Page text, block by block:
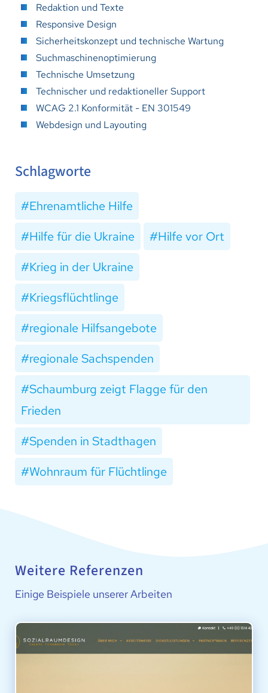
Redaktion und Texte
Responsive Design
Sicherheitskonzept und technische Wartung
Suchmaschinenoptimierung
Technische Umsetzung
Technischer und redaktioneller Support
WCAG 2.1 Konformität - EN 301549
Webdesign und Layouting
Schlagworte
Ehrenamtliche Hilfe
Hilfe für die Ukraine
Hilfe vor Ort
Krieg in der Ukraine
Kriegsflüchtlinge
regionale Hilfsangebote
regionale Sachspenden
Schaumburg zeigt Flagge für den
Frieden
Spenden in Stadthagen
Wohnraum für Flüchtlinge
Weitere Referenzen
Einige Beispiele unserer Arbeiten